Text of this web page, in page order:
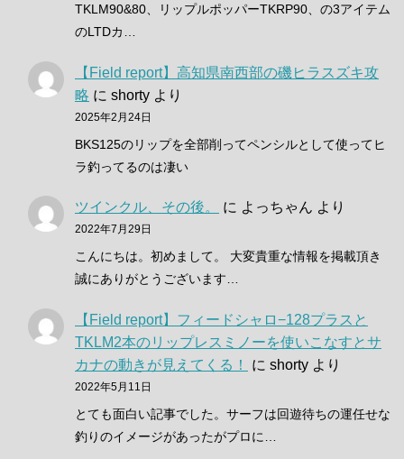
TKLM90&80、リップルポッパーTKRP90、の3アイテム
のLTDカ…
【Field report】高知県南西部の磯ヒラスズキ攻
略 に shorty より
2025年2月24日
BKS125のリップを全部削ってペンシルとして使ってヒ
ラ釣ってるのは凄い
ツインクル、その後。 に よっちゃん より
2022年7月29日
こんにちは。初めまして。 大変貴重な情報を掲載頂き
誠にありがとうございます…
【Field report】フィードシャロ−128プラスと
TKLM2本のリップレスミノーを使いこなすとサ
カナの動きが見えてくる！
に shorty より
2022年5月11日
とても面白い記事でした。サーフは回遊待ちの運任せな
釣りのイメージがあったがプロに…